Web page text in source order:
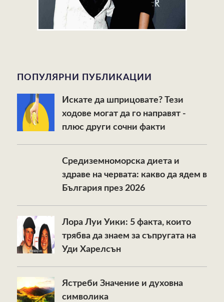
ПОПУЛЯРНИ ПУБЛИКАЦИИ
Искате да шприцовате? Тези
ходове могат да го направят -
плюс други сочни факти
Средиземноморска диета и
здраве на червата: какво да ядем в
България през 2026
Лора Луи Уики: 5 факта, които
трябва да знаем за съпругата на
Уди Харелсън
Ястреби Значение и духовна
символика